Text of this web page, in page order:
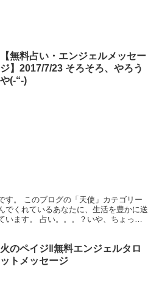
【無料占い・エンジェルメッセー
ジ】2017/7/23 そろそろ、やろう
や(-“-)
す。 このブログの「天使」カテゴリー
でくれているあなたに、生活を豊かに送
います。 占い。。。？いや、ちょっと
火のペイジ‖無料エンジェルタロ
ットメッセージ